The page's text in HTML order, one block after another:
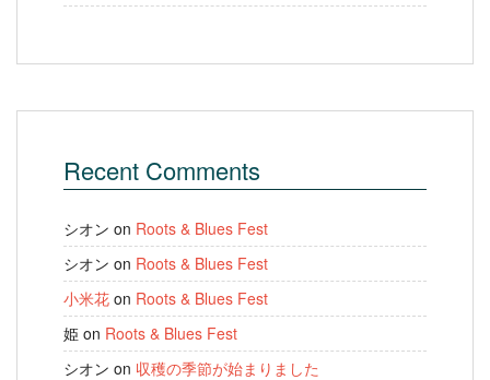
Recent Comments
シオン on Roots & Blues Fest
シオン on Roots & Blues Fest
小米花 on Roots & Blues Fest
姫 on Roots & Blues Fest
シオン on 収穫の季節が始まりました